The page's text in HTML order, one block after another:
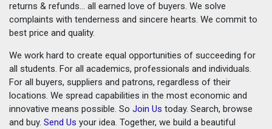
returns & refunds... all earned love of buyers. We solve
complaints with tenderness and sincere hearts. We commit to
best price and quality.
We work hard to create equal opportunities of succeeding for
all students. For all academics, professionals and individuals.
For all buyers, suppliers and patrons, regardless of their
locations. We spread capabilities in the most economic and
innovative means possible. So Join Us today. Search, browse
and buy. Send Us your idea. Together, we build a beautiful